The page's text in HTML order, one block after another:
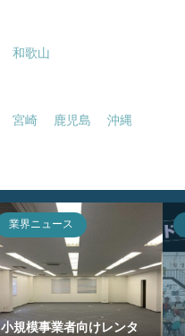
和歌山
宮崎 鹿児島
沖縄
業界ニュース
小規模事業者向けレンタ